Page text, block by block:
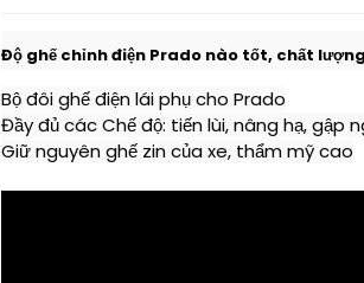
Độ ghế chỉnh điện Prado nào tốt, chất
Bộ đôi ghế điện lái phụ cho Prado
Đầy đủ các Chế độ: tiến lùi, nâng hạ, gập
Giữ nguyên ghế zin của xe, thẩm mỹ cao